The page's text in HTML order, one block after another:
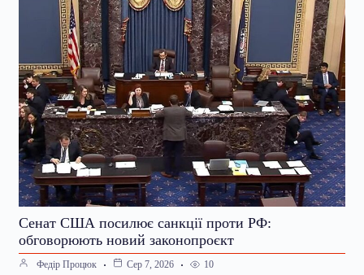
Сенат США посилює санкції проти РФ:
обговорюють новий законопроєкт
Федір Процюк Сер 7, 2026 10